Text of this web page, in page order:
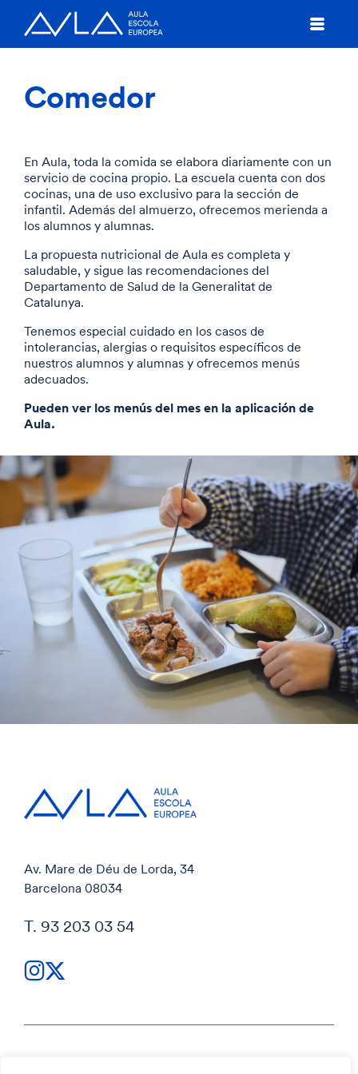
Comedor
En Aula, toda la comida se elabora diariamente con un
servicio de cocina propio. La escuela cuenta con dos
cocinas, una de uso exclusivo para la sección de
infantil. Además del almuerzo, ofrecemos merienda a
los alumnos y alumnas.
La propuesta nutricional de Aula es completa y
saludable, y sigue las recomendaciones del
Departamento de Salud de la Generalitat de
Catalunya.
Tenemos especial cuidado en los casos de
intolerancias, alergias o requisitos específicos de
nuestros alumnos y alumnas y ofrecemos menús
adecuados.
Pueden ver los menús del mes en la aplicación de
Aula.
Av. Mare de Déu de Lorda, 34
Barcelona 08034
T. 93 203 03 54